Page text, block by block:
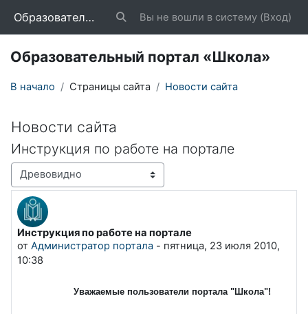
Образовательный портал «Школа» Изменить данные поисковой строки
Вы не вошли в систему (Вход)
Образовательный портал «Школа»
В начало Страницы сайта Новости сайта
Новости сайта
Инструкция по работе на портале
Режим отображения
Инструкция по работе на портале
от Администратор портала - пятница, 23 июля 2010,
10:38
Количество ответов: 0
Уважаемые пользователи портала "Школа"!